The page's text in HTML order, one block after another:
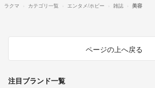
ラクマ カテゴリ一覧 エンタメ/ホビー 雑誌 美容
ページの上へ戻る
注目ブランド一覧